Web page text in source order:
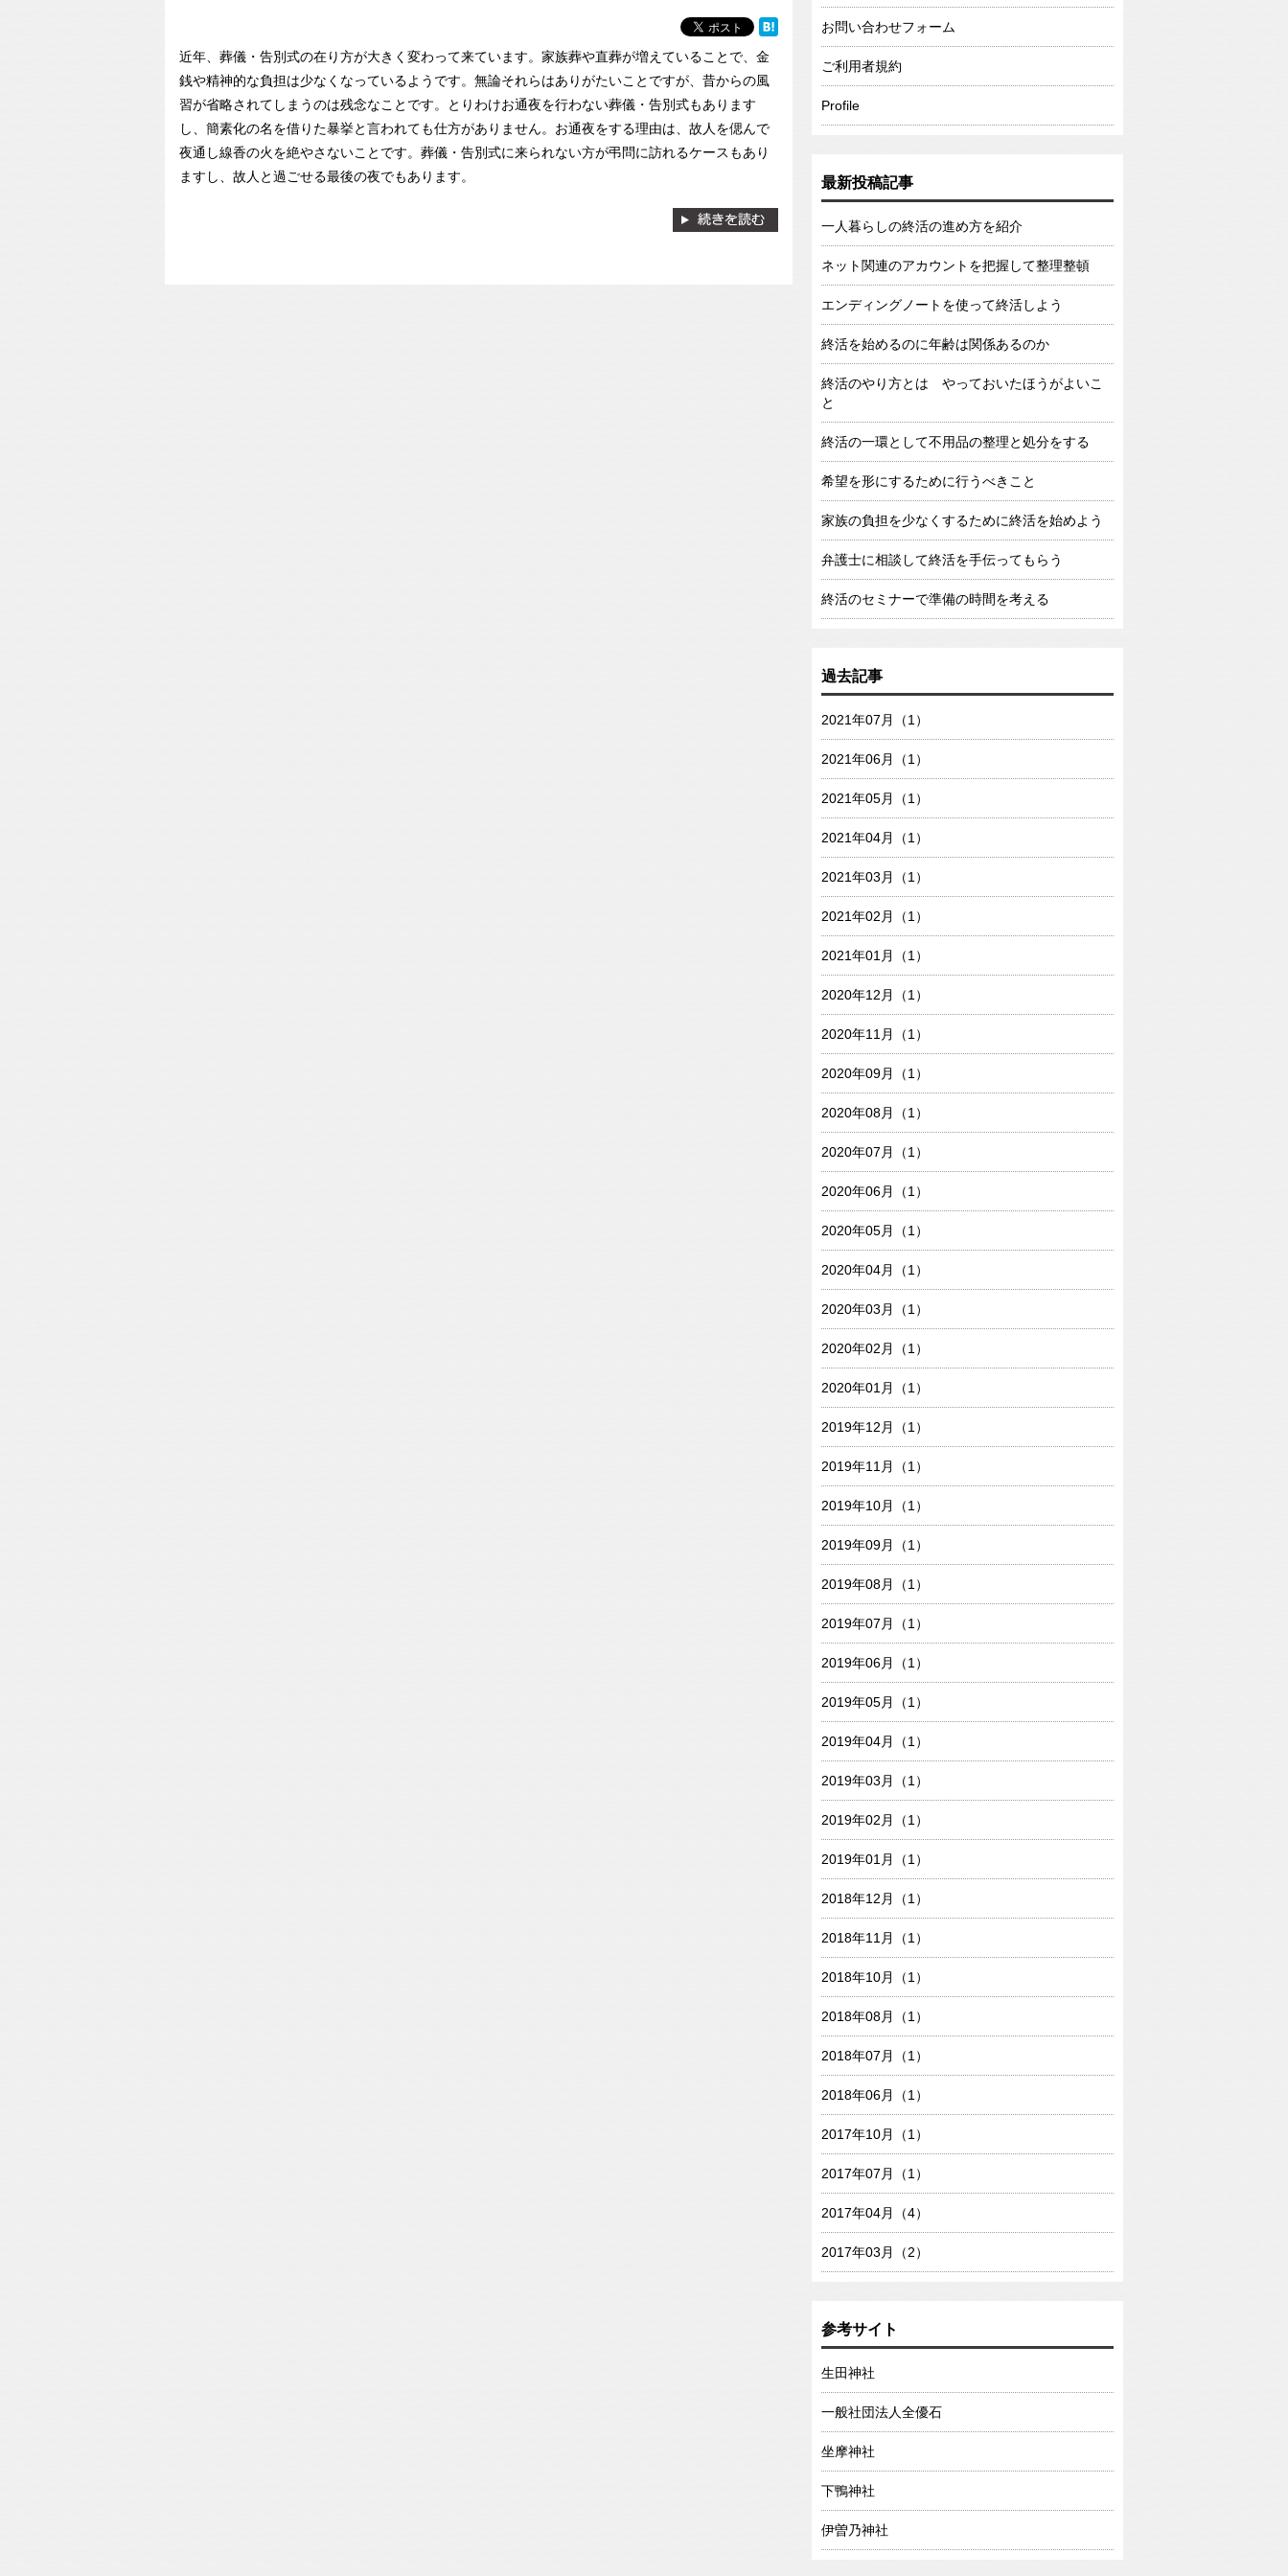
近年、葬儀・告別式の在り方が大きく変わって来ています。家族葬や直葬が増えていることで、金
銭や精神的な負担は少なくなっているようです。無論それらはありがたいことですが、昔からの風
習が省略されてしまうのは残念なことです。とりわけお通夜を行わない葬儀・告別式もあります
し、簡素化の名を借りた暴挙と言われても仕方がありません。お通夜をする理由は、故人を偲んで
夜通し線香の火を絶やさないことです。葬儀・告別式に来られない方が弔問に訪れるケースもあり
ますし、故人と過ごせる最後の夜でもあります。
お問い合わせフォーム
ご利用者規約
Profile
最新投稿記事
一人暮らしの終活の進め方を紹介
ネット関連のアカウントを把握して整理整頓
エンディングノートを使って終活しよう
終活を始めるのに年齢は関係あるのか
終活のやり方とは やっておいたほうがよいこ
と
終活の一環として不用品の整理と処分をする
希望を形にするために行うべきこと
家族の負担を少なくするために終活を始めよう
弁護士に相談して終活を手伝ってもらう
終活のセミナーで準備の時間を考える
過去記事
2021年07月（1）
2021年06月（1）
2021年05月（1）
2021年04月（1）
2021年03月（1）
2021年02月（1）
2021年01月（1）
2020年12月（1）
2020年11月（1）
2020年09月（1）
2020年08月（1）
2020年07月（1）
2020年06月（1）
2020年05月（1）
2020年04月（1）
2020年03月（1）
2020年02月（1）
2020年01月（1）
2019年12月（1）
2019年11月（1）
2019年10月（1）
2019年09月（1）
2019年08月（1）
2019年07月（1）
2019年06月（1）
2019年05月（1）
2019年04月（1）
2019年03月（1）
2019年02月（1）
2019年01月（1）
2018年12月（1）
2018年11月（1）
2018年10月（1）
2018年08月（1）
2018年07月（1）
2018年06月（1）
2017年10月（1）
2017年07月（1）
2017年04月（4）
2017年03月（2）
参考サイト
生田神社
一般社団法人全優石
坐摩神社
下鴨神社
伊曽乃神社